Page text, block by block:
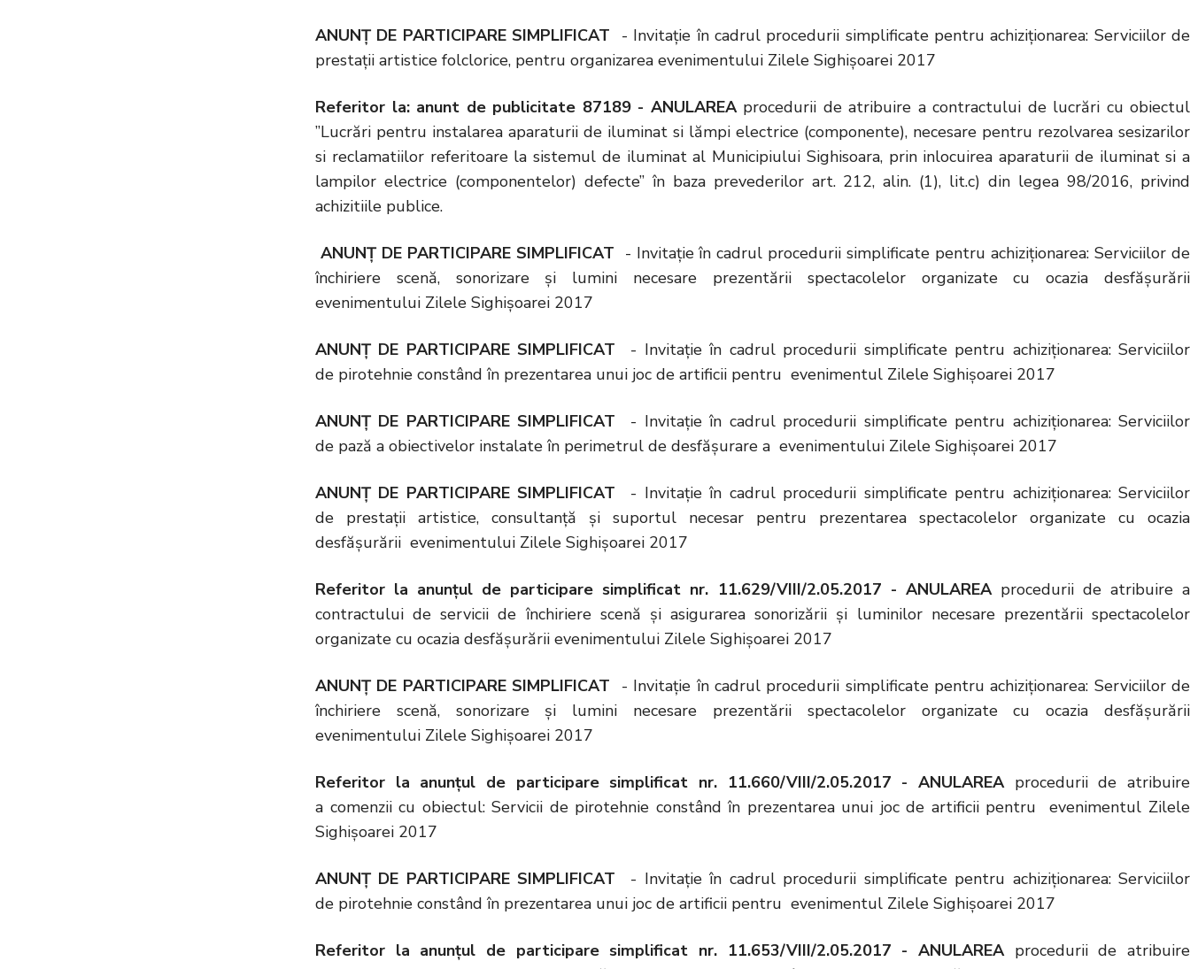
ANUNȚ DE PARTICIPARE SIMPLIFICAT - Invitație în cadrul procedurii simplificate pentru achiziționarea: Serviciilor de
prestații artistice folclorice, pentru organizarea evenimentului Zilele Sighișoarei 2017
Referitor la: anunt de publicitate 87189 - ANULAREAprocedurii de atribuire a contractului de lucrări cu obiectul
”Lucrări pentru instalarea aparaturii de iluminat si lămpi electrice (componente), necesare pentru rezolvarea sesizarilor
si reclamatiilor referitoare la sistemul de iluminat al Municipiului Sighisoara, prin inlocuirea aparaturii de iluminat si a
lampilor electrice (componentelor) defecte” în baza prevederilor art. 212, alin. (1), lit.c) din legea 98/2016, privind
achizitiile publice.
ANUNȚ DE PARTICIPARE SIMPLIFICAT - Invitație în cadrul procedurii simplificate pentru achiziționarea: Serviciilor de
închiriere scenă, sonorizare și lumini necesare prezentării spectacolelor organizate cu ocazia desfășurării
evenimentului Zilele Sighișoarei 2017
ANUNȚ DE PARTICIPARE SIMPLIFICAT - Invitație în cadrul procedurii simplificate pentru achiziționarea: Serviciilor
de pirotehnie constând în prezentarea unui joc de artificii pentru evenimentul Zilele Sighișoarei 2017
ANUNȚ DE PARTICIPARE SIMPLIFICAT - Invitație în cadrul procedurii simplificate pentru achiziționarea: Serviciilor
de pază a obiectivelor instalate în perimetrul de desfășurare a evenimentului Zilele Sighișoarei 2017
ANUNȚ DE PARTICIPARE SIMPLIFICAT - Invitație în cadrul procedurii simplificate pentru achiziționarea: Serviciilor
de prestații artistice, consultanță și suportul necesar pentru prezentarea spectacolelor organizate cu ocazia
desfășurării evenimentului Zilele Sighișoarei 2017
Referitor la anunțul de participare simplificat nr. 11.629/VIII/2.05.2017 - ANULAREAprocedurii de atribuire a
contractului de servicii de închiriere scenă și asigurarea sonorizării și luminilor necesare prezentării spectacolelor
organizate cu ocazia desfășurării evenimentului Zilele Sighișoarei 2017
ANUNȚ DE PARTICIPARE SIMPLIFICAT - Invitație în cadrul procedurii simplificate pentru achiziționarea: Serviciilor de
închiriere scenă, sonorizare și lumini necesare prezentării spectacolelor organizate cu ocazia desfășurării
evenimentului Zilele Sighișoarei 2017
Referitor la anunțul de participare simplificat nr. 11.660/VIII/2.05.2017 - ANULAREAprocedurii de atribuire
a comenzii cu obiectul: Servicii de pirotehnie constând în prezentarea unui joc de artificii pentru evenimentul Zilele
Sighișoarei 2017
ANUNȚ DE PARTICIPARE SIMPLIFICAT - Invitație în cadrul procedurii simplificate pentru achiziționarea: Serviciilor
de pirotehnie constând în prezentarea unui joc de artificii pentru evenimentul Zilele Sighișoarei 2017
Referitor la anunțul de participare simplificat nr. 11.653/VIII/2.05.2017 - ANULAREAprocedurii de atribuire